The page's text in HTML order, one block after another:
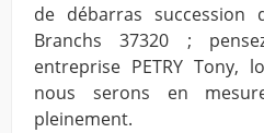
de débarras succession
Branchs 37320 ;
entreprise PETRY Tony,
nous serons en
pleinement.